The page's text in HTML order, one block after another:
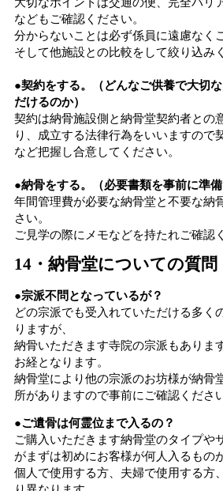
などもご確認ください。
分からないことは必ず係員に遠慮なく
そして他施設との比較をして絞り込み
●契約をする。（どんなご供養で大切
だけるのか）
契約は納骨施設側と納骨堂契約者との
り、成立する法律行為をいいますので
など把握し合意してください。
●納骨をする。（必要書類を事前に準備
年間管理費が必要な納骨堂と不要な納
さい。
ご見学の際にメモなどを持たれご確認
14・納骨堂についての質問
●宗派不問となっているが？
どの宗派でも受入れていただける多く
りますが、
納骨いただきます寺院の宗派もありま
お経となります。
納骨堂により他の宗派のお坊様が納骨
所がありますので事前にご確認ください
●ご遺骨は何霊位まで入るの？
ご購入いただきます納骨堂のタイプや
がまずは初めにお客様が何人入るもの
個人で使用する方、夫婦で使用する方